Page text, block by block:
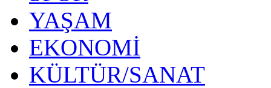
YAŞAM
EKONOMİ
KÜLTÜR/SANAT